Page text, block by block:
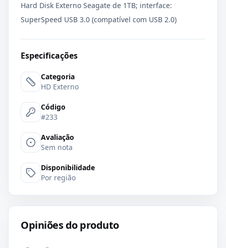
Hard Disk Externo Seagate de 1TB; interface:
SuperSpeed USB 3.0 (compatível com USB 2.0)
Especificações
Categoria
HD Externo
Código
#233
Avaliação
Sem nota
Disponibilidade
Por região
Opiniões do produto